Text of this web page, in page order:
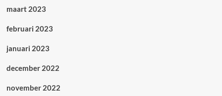
maart 2023
februari 2023
januari 2023
december 2022
november 2022